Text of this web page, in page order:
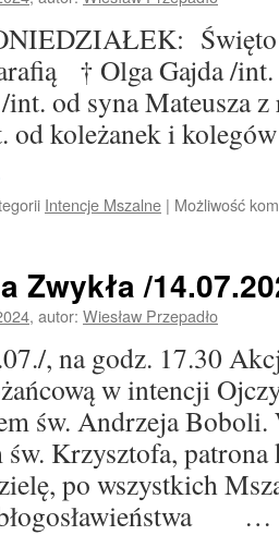
† Olga Gajda /int.
od syna Mateusza
od koleżanek i
Intencje Mszalne | Możliwość
Zwykła /
, autor: Wiesław Przepadło
, na godz. 17.30
w intencji
św. Andrzeja Boboli.
Krzysztofa,
po wszystkich
błogosławieństwa …